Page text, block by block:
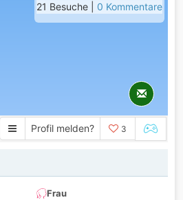
21 Besuche | 0 Kommentare
Profil melden? 3
Frau